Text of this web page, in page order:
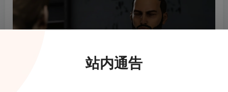
站内通告